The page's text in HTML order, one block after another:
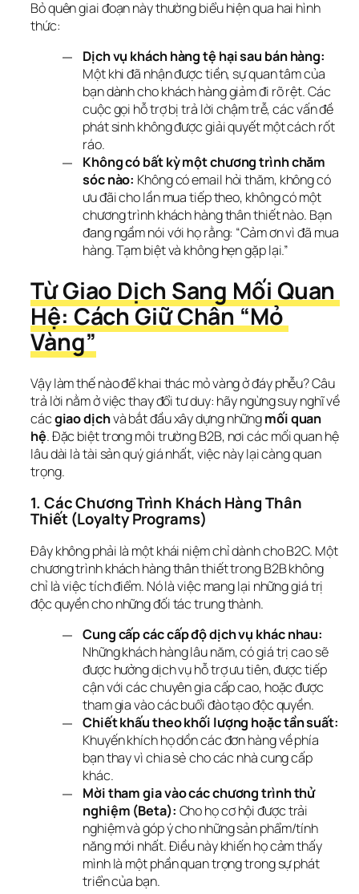
Bỏ quên giai đoạn này thường biểu hiện qua hai hình
thức:
Dịch vụ khách hàng tệ hại sau bán hàng:
Một khi đã nhận được tiền, sự quan tâm của
bạn dành cho khách hàng giảm đi rõ rệt. Các
cuộc gọi hỗ trợ bị trả lời chậm trễ, các vấn đề
phát sinh không được giải quyết một cách rốt
ráo.
Không có bất kỳ một chương trình chăm
sóc nào: Không có email hỏi thăm, không có
ưu đãi cho lần mua tiếp theo, không có một
chương trình khách hàng thân thiết nào. Bạn
đang ngầm nói với họ rằng: “Cảm ơn vì đã mua
hàng. Tạm biệt và không hẹn gặp lại.”
Từ Giao Dịch Sang Mối Quan
Hệ: Cách Giữ Chân “Mỏ
Vàng”
Vậy làm thế nào để khai thác mỏ vàng ở đáy phễu? Câu
trả lời nằm ở việc thay đổi tư duy: hãy ngừng suy nghĩ về
các giao dịch và bắt đầu xây dựng những mối quan
hệ. Đặc biệt trong môi trường B2B, nơi các mối quan hệ
lâu dài là tài sản quý giá nhất, việc này lại càng quan
trọng.
1. Các Chương Trình Khách Hàng Thân
Thiết (Loyalty Programs)
Đây không phải là một khái niệm chỉ dành cho B2C. Một
chương trình khách hàng thân thiết trong B2B không
chỉ là việc tích điểm. Nó là việc mang lại những giá trị
độc quyền cho những đối tác trung thành.
Cung cấp các cấp độ dịch vụ khác nhau:
Những khách hàng lâu năm, có giá trị cao sẽ
được hưởng dịch vụ hỗ trợ ưu tiên, được tiếp
cận với các chuyên gia cấp cao, hoặc được
tham gia vào các buổi đào tạo độc quyền.
Chiết khấu theo khối lượng hoặc tần suất:
Khuyến khích họ dồn các đơn hàng về phía
bạn thay vì chia sẻ cho các nhà cung cấp
khác.
Mời tham gia vào các chương trình thử
nghiệm (Beta): Cho họ cơ hội được trải
nghiệm và góp ý cho những sản phẩm/tính
năng mới nhất. Điều này khiến họ cảm thấy
mình là một phần quan trọng trong sự phát
triển của bạn.